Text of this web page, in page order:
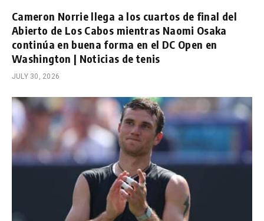
Cameron Norrie llega a los cuartos de final del
Abierto de Los Cabos mientras Naomi Osaka
continúa en buena forma en el DC Open en
Washington | Noticias de tenis
JULY 30, 2026